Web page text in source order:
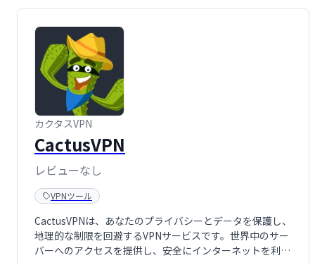
カクタスVPN
CactusVPN
レビューなし
VPNツール
CactusVPNは、あなたのプライバシーとデータを保護し、
地理的な制限を回避するVPNサービスです。世界中のサー
バーへのアクセスを提供し、安全にインターネットを利用